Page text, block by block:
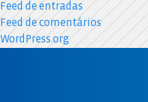
Feed de entradas
Feed de comentários
WordPress.org